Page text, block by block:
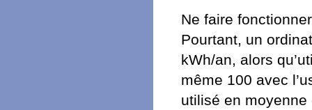
Ne faire
Pourtant, un
kWh/an, alors
même 100 avec
utilisé en